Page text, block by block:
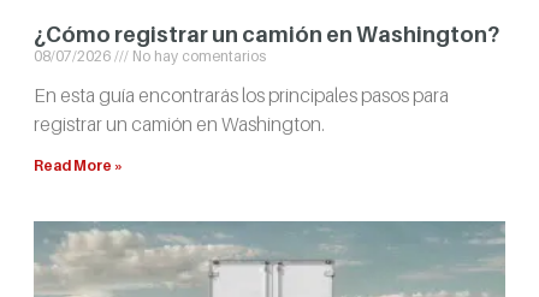
¿Cómo registrar un camión en Washington?
08/07/2026 No hay comentarios
En esta guía encontrarás los principales pasos para
registrar un camión en Washington.
Read More »